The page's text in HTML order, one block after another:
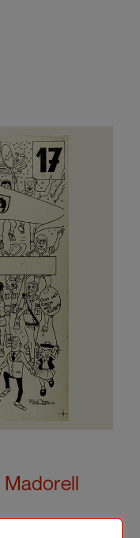
Madorell